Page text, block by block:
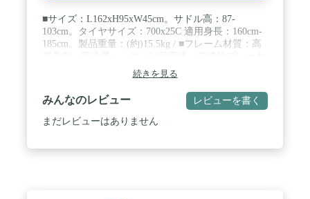
■サイズ：L162xH95xW45cm。サドル高：87-
103cm。タイヤサイズ：700x25C 適用身長：160cm-
185cm。製品重量：(約)15.5kg / ■フレーム材質：高
キャリパーブレーキ。ハンドルバー: ドロップハン
ドル。プレゼント：ワイヤ錠・ライト。 / ■ドロッ
プハンドルバー：乗車姿勢を選ばないのがフラット
ハンドルバーとの違い。2WAYブレーキシステムに
より握り位置の自由さ・高い利便性とともにすぐに
続きを見る
みんなのレビュー レビューを書く
まだレビューはありません